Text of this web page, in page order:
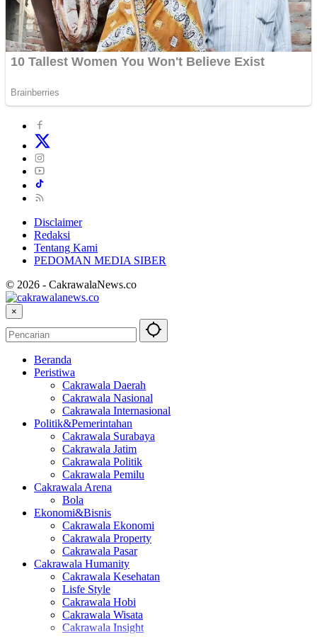
Disclaimer
Redaksi
Tentang Kami
PEDOMAN MEDIA SIBER
© 2026 - CakrawalaNews.co
×
Beranda
Peristiwa
Cakrawala Daerah
Cakrawala Nasional
Cakrawala Internasional
Politik&Pemerintahan
Cakrawala Surabaya
Cakrawala Jatim
Cakrawala Politik
Cakrawala Pemilu
Cakrawala Arena
Bola
Ekonomi&Bisnis
Cakrawala Ekonomi
Cakrawala Property
Cakrawala Pasar
Cakrawala Humanity
Cakrawala Kesehatan
Lisfe Style
Cakrawala Hobi
Cakrawala Wisata
Cakrawala Insight